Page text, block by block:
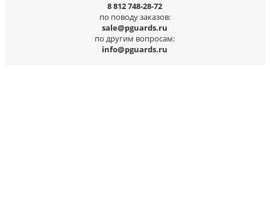
8 812 748-28-72
по поводу заказов:
sale@pguards.ru
по другим вопросам:
info@pguards.ru